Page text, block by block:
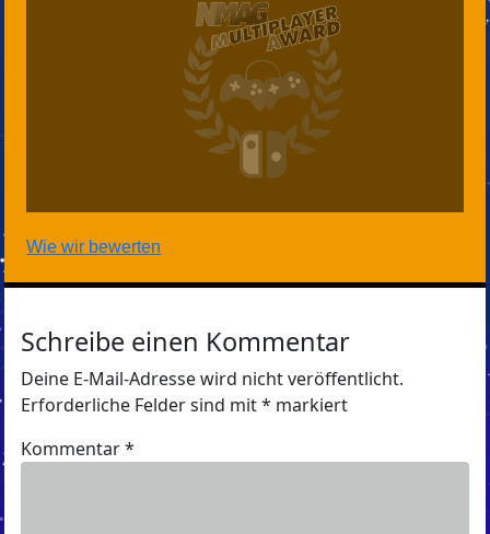
Wie wir bewerten
Schreibe einen Kommentar
Deine E-Mail-Adresse wird nicht veröffentlicht.
Erforderliche Felder sind mit* markiert
Kommentar*